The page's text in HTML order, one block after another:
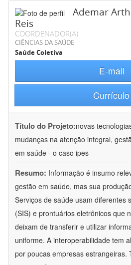
Ademar
Reis
COORDENADOR(A)
CIÊNCIAS DA SAÚDE
Saúde Coletiva
E-mail
Currículo
Título do Projeto:novas
mudanças na atenção integral,
em saúde - o caso ipes
Resumo: Informação é insumo
gestão em saúde, mas sua
Serviços de saúde usam diferentes
(SIS) e prontuários eletrônicos que
deixam de transferir e utilizar
uniforme. A interoperabilidade tem
por poucas empresas estrangeiras.